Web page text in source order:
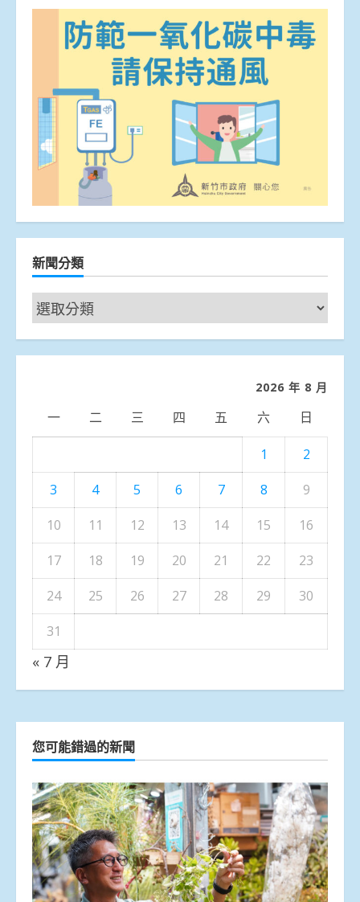
新聞分類
新
聞
分
2026 年 8 月
一 二 三 四 五 六 日
1
2
3
4 5 6 7 8
9
10
11 12 13 14 15
16
17
18 19 20 21 22
23
24
25 26 27 28 29
30
31
« 7 月
您可能錯過的新聞